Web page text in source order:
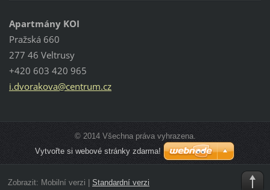
Apartmány KOI
Pražská 660
277 46 Veltrusy
+420 603 420 965
i.dvorakova@centrum.cz
© 2014 Všechna práva vyhrazena.
Vytvořte si webové stránky zdarma!
Zobrazit: Mobilní verzi Standardní verzi